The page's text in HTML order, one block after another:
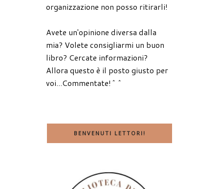
organizzazione non posso ritirarli!
Avete un'opinione diversa dalla
mia? Volete consigliarmi un buon
libro? Cercate informazioni?
Allora questo è il posto giusto per
voi...Commentate!^^
BENVENUTI LETTORI!